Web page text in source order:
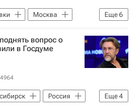
Еще6
Москва
Петр I
вопрос о
в Госдуме
4964
Еще4
Россия